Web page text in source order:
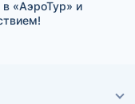
«АэроТур» и